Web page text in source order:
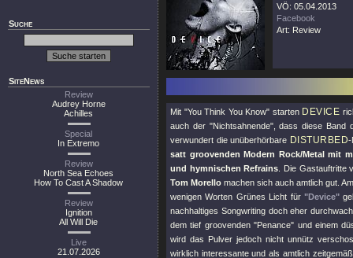
Suche
SiteNews
Review
Audrey Horne
Achilles
Special
In Extremo
Review
North Sea Echoes
How To Cast A Shadow
Review
Ignition
All Will Die
Live
21.07.2026
VÖ: 05.04.2013
Facebook
Art: Review
Mit "You Think You Know" starten DEVICE
auch der "Nichtsahnende", dass diese Band
verwundert die unüberhörbare DISTURBED-
satt groovenden Modern Rock/Metal mit
und hymnischen Refrains . Die
Tom Morello machen sich auch amtlich gut.
wenigen Worten Grünes Licht für "Device"
nachhaltiges Songwriting doch eher
dem tief groovenden"Penance" und einem
wird das Pulver jedoch nicht unnütz
wirklich interessante und als amtlich